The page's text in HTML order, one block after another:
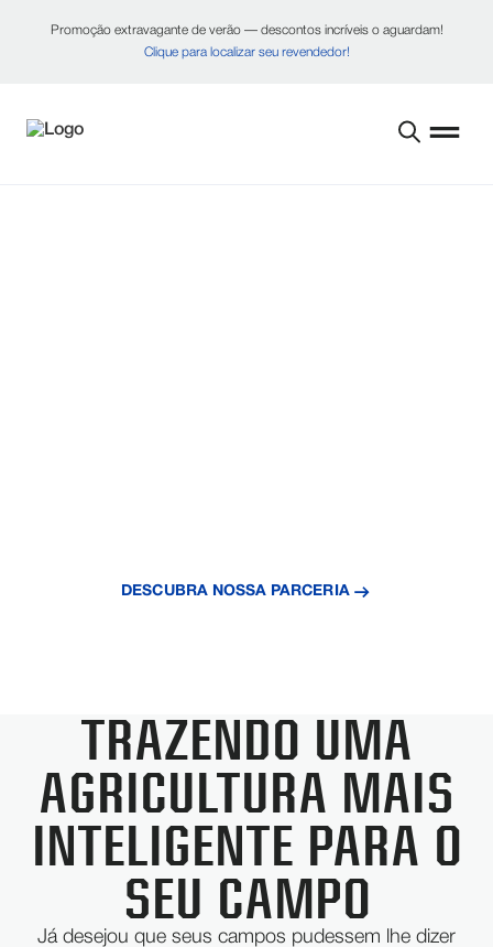
Promoção extravagante de verão — descontos incríveis o aguardam!
Clique para localizar seu revendedor!
DESCUBRA NOSSA PARCERIA
TRAZENDO UMA
AGRICULTURA MAIS
INTELIGENTE PARA O
SEU CAMPO
Já desejou que seus campos pudessem lhe dizer